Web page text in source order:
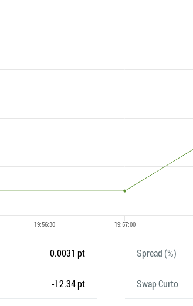
0.0031 pt Spread (%)
-12.34 pt Swap Curto